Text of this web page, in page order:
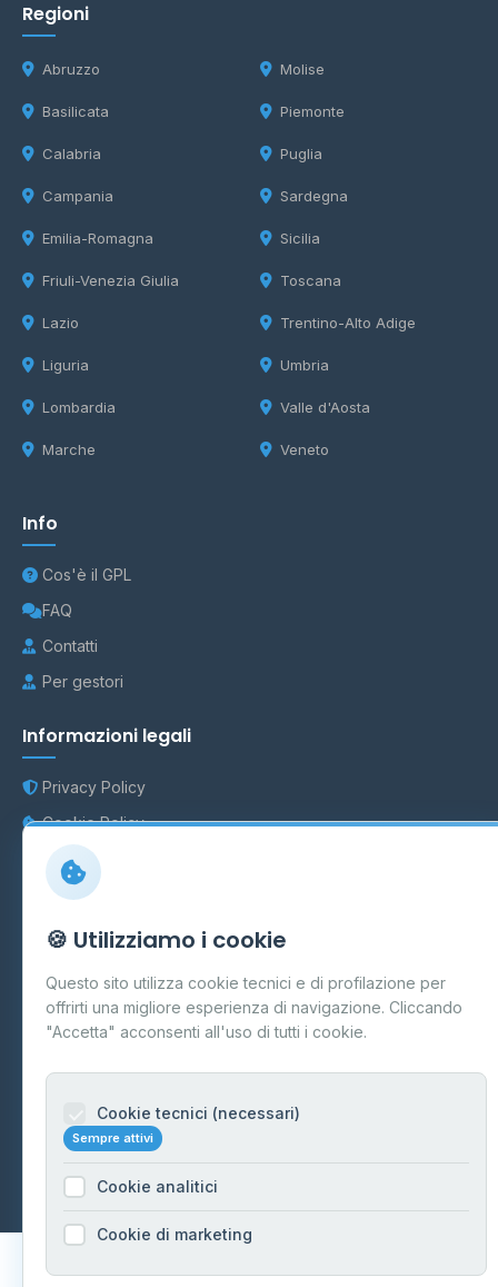
Regioni
Abruzzo
Basilicata
Calabria
Campania
Emilia-Romagna
Friuli-Venezia Giulia
Lazio
Liguria
Lombardia
Marche
Molise
Piemonte
Puglia
Sardegna
Sicilia
Toscana
Trentino-Alto Adige
Umbria
Valle d'Aosta
Veneto
Info
Cos'è il GPL
FAQ
Contatti
Per gestori
Informazioni legali
Privacy Policy
Cookie Policy
Preferenze Cookie
Mappa del sito
Contattaci
info@distributori-gpl.it
© 2026 - Distributori di GPL -AF Project Software Agency
Carpi
Dati forniti da Ministero delle Imprese e del Made in Italy
🍪 Utilizziamo i cookie
Questo sito utilizza cookie tecnici e di profilazione per
offrirti una migliore esperienza di navigazione. Cliccando
"Accetta" acconsenti all'uso di tutti i cookie.
Cookie tecnici (necessari)
Sempre attivi
Cookie analitici
Cookie di marketing